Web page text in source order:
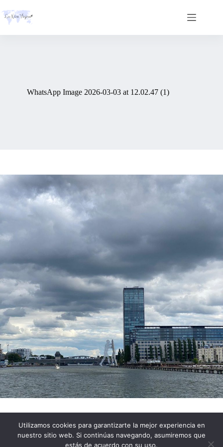
to
content
WhatsApp Image 2026-03-03 at 12.02.47 (1)
Impressum
Política de Privacidad
Política de cookies
Utilizamos cookies para garantizarte la mejor experiencia en
nuestro sitio web. Si continúas navegando, asumiremos que
estás de acuerdo con su uso.